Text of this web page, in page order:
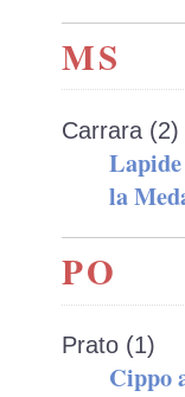
MS
Carrara (2)
la
PO
Prato (1)
Cippo